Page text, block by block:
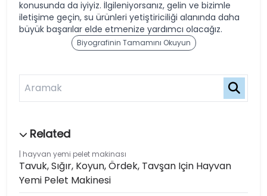
konusunda da iyiyiz. İlgileniyorsanız, gelin ve bizimle
iletişime geçin, su ürünleri yetiştiriciliği alanında daha
büyük başarılar elde etmenize yardımcı olacağız.
Biyografinin Tamamını Okuyun
hayvan yemi pelet makinası
Tavuk, Sığır, Koyun, Ördek, Tavşan Için Hayvan
Yemi Pelet Makinesi